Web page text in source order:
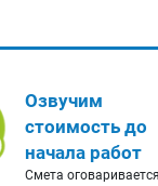
Озвучим
стоимость до
начала работ
Смета оговаривается